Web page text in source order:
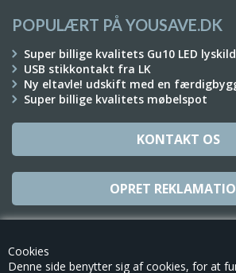
Cookies
Denne side benytter sig af cookies, for at
POPULÆRT PÅ YOUSAVE.DK
Super billige kvalitets Gu10 LED
USB stikkontakt fra LK
Ny eltavle! udskift med en
Super billige kvalitets møbelspot
KONTAKT OS
OPRET